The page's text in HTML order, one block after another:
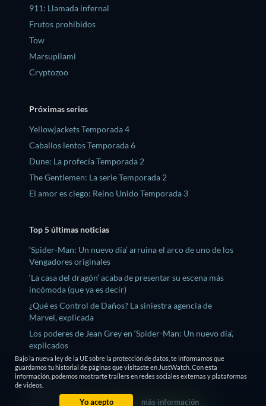
911: Llamada infernal
Frutos prohibidos
Tow
Marsupilami
Cryptozoo
Próximas series
Yellowjackets Temporada 4
Caballos lentos Temporada 6
Dune: La profecía Temporada 2
The Gentlemen: La serie Temporada 2
El amor es ciego: Reino Unido Temporada 3
Top 5 últimas noticias
‘Spider-Man: Un nuevo día’ arruina el arco de uno de los
Vengadores originales
‘La casa del dragón’ acaba de presentar su escena más
incómoda (que ya es decir)
¿Qué es Control de Daños? La siniestra agencia de
Marvel, explicada
Los poderes de Jean Grey en ‘Spider-Man: Un nuevo día’,
explicados
Los nuevos poderes de Spider-Man en ‘Un nuevo día’,
explicados
Bajo la nueva ley de la UE sobre la protección de datos, te informamos que
guardamos tu historial de páginas que visitaste en JustWatch. Con esta
información, podemos mostrarte trailers en redes sociales externas y plataformas
de videos.
Yo acepto más información